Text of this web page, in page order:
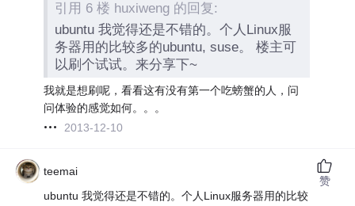
引用 6 楼 huxiweng 的回复:
ubuntu 我觉得还是不错的。个人Linux服
务器用的比较多的ubuntu, suse。 楼主可
以刷个试试。来分享下~
我就是想刷呢，看看这有没有第一个吃螃蟹的人，问
问体验的感觉如何。。。
2013-12-10
teemai
ubuntu 我觉得还是不错的。个人Linux服务器用的比较
赞